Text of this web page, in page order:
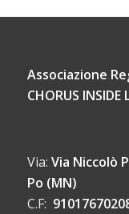
Associazione
CHORUS INSIDE
Via: Via Niccolò
Po (MN)
C.F: